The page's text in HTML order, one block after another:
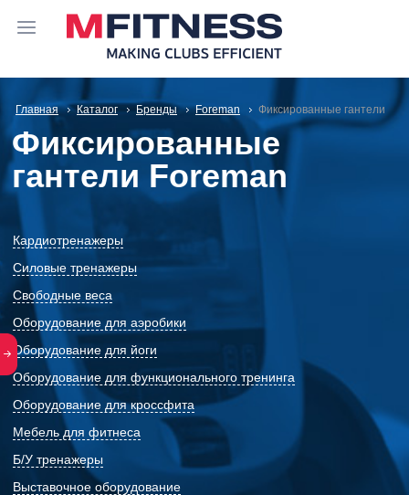
Главная Каталог Бренды Foreman Фиксированные гантели
Фиксированные
гантели Foreman
Кардиотренажеры
Силовые тренажеры
Свободные веса
Оборудование для аэробики
Оборудование для йоги
Оборудование для функционального тренинга
Оборудование для кроссфита
Мебель для фитнеса
Б/У тренажеры
Выставочное оборудование